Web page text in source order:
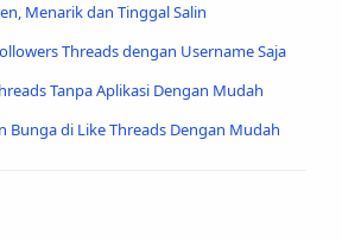
Menarik dan Tinggal Salin
Threads dengan Username Saja
Tanpa Aplikasi Dengan Mudah
Bunga di Like Threads Dengan Mudah